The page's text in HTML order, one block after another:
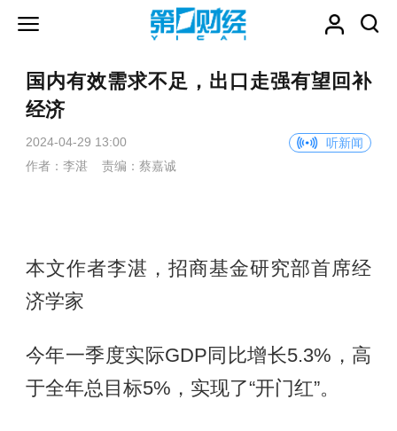
国内有效需求不足，出口走强有望回补
经济
2024-04-29 13:00
听新闻
作者：李湛 责编：蔡嘉诚
本文作者李湛，招商基金研究部首席经
济学家
今年一季度实际GDP同比增长5.3%，高
于全年总目标5%，实现了“开门红”。